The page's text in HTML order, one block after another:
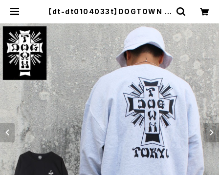
【dt-dt0104033t】DOGTOWN ド
クルーネック スウェット ブラック プ
リント 大きいサイズ メンズ 長袖 M L
XL 大きめ 長袖 8oz 裏起毛 デザイ
ン プリント かっこいい おしゃれ 人気
| セレクトショップ【P.C.H】